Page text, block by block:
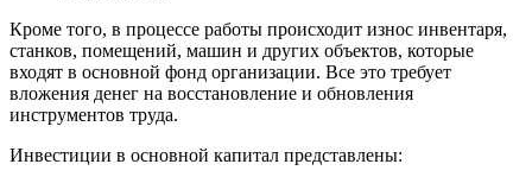
Кроме того, в процессе работы происходит износ инвентаря,
станков, помещений, машин и других объектов, которые
входят в основной фонд организации. Все это требует
вложения денег на восстановление и обновления
инструментов труда.
Инвестиции в основной капитал представлены: